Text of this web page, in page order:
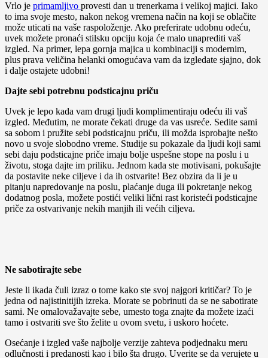
Vrlo je primamljivo provesti dan u trenerkama i velikoj majici. Iako
to ima svoje mesto, nakon nekog vremena način na koji se oblačite
može uticati na vaše raspoloženje. Ako preferirate udobnu odeću,
uvek možete pronaći stilsku opciju koja će malo unaprediti vaš
izgled. Na primer, lepa gornja majica u kombinaciji s modernim,
plus prava veličina helanki omogućava vam da izgledate sjajno, dok
i dalje ostajete udobni!
Dajte sebi potrebnu podsticajnu priču
Uvek je lepo kada vam drugi ljudi komplimentiraju odeću ili vaš
izgled. Međutim, ne morate čekati druge da vas usreće. Sedite sami
sa sobom i pružite sebi podsticajnu priču, ili možda isprobajte nešto
novo u svoje slobodno vreme. Studije su pokazale da ljudi koji sami
sebi daju podsticajne priče imaju bolje uspešne stope na poslu i u
životu, stoga dajte im priliku. Jednom kada ste motivisani, pokušajte
da postavite neke ciljeve i da ih ostvarite! Bez obzira da li je u
pitanju napredovanje na poslu, plaćanje duga ili pokretanje nekog
dodatnog posla, možete postići veliki lični rast koristeći podsticajne
priče za ostvarivanje nekih manjih ili većih ciljeva.
Ne sabotirajte sebe
Jeste li ikada čuli izraz o tome kako ste svoj najgori kritičar? To je
jedna od najistinitijih izreka. Morate se pobrinuti da se ne sabotirate
sami. Ne omalovažavajte sebe, umesto toga znajte da možete izaći
tamo i ostvariti sve što želite u ovom svetu, i uskoro hoćete.
Osećanje i izgled vaše najbolje verzije zahteva podjednaku meru
odlučnosti i predanosti kao i bilo šta drugo. Uverite se da verujete u